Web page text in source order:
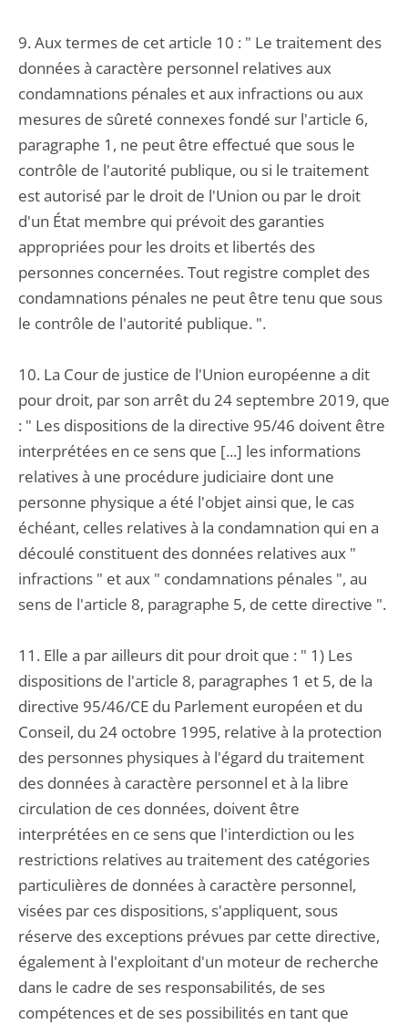
9. Aux termes de cet article 10 : " Le traitement des
données à caractère personnel relatives aux
condamnations pénales et aux infractions ou aux
mesures de sûreté connexes fondé sur l'article 6,
paragraphe 1, ne peut être effectué que sous le
contrôle de l'autorité publique, ou si le traitement
est autorisé par le droit de l'Union ou par le droit
d'un État membre qui prévoit des garanties
appropriées pour les droits et libertés des
personnes concernées. Tout registre complet des
condamnations pénales ne peut être tenu que sous
le contrôle de l'autorité publique. ".
10. La Cour de justice de l'Union européenne a dit
pour droit, par son arrêt du 24 septembre 2019, que
: " Les dispositions de la directive 95/46 doivent être
interprétées en ce sens que [...] les informations
relatives à une procédure judiciaire dont une
personne physique a été l'objet ainsi que, le cas
échéant, celles relatives à la condamnation qui en a
découlé constituent des données relatives aux "
infractions " et aux " condamnations pénales ", au
sens de l'article 8, paragraphe 5, de cette directive ".
11. Elle a par ailleurs dit pour droit que : " 1) Les
dispositions de l'article 8, paragraphes 1 et 5, de la
directive 95/46/CE du Parlement européen et du
Conseil, du 24 octobre 1995, relative à la protection
des personnes physiques à l'égard du traitement
des données à caractère personnel et à la libre
circulation de ces données, doivent être
interprétées en ce sens que l'interdiction ou les
restrictions relatives au traitement des catégories
particulières de données à caractère personnel,
visées par ces dispositions, s'appliquent, sous
réserve des exceptions prévues par cette directive,
également à l'exploitant d'un moteur de recherche
dans le cadre de ses responsabilités, de ses
compétences et de ses possibilités en tant que